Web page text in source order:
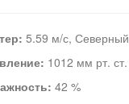
5.59 м/с, Северный
1012 мм рт. ст.
42 %